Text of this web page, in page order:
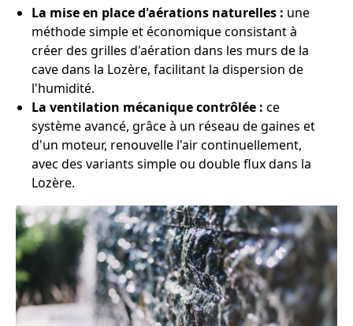
La mise en place d'aérations naturelles : une
méthode simple et économique consistant à
créer des grilles d'aération dans les murs de la
cave dans la Lozère, facilitant la dispersion de
l'humidité.
La ventilation mécanique contrôlée : ce
système avancé, grâce à un réseau de gaines et
d'un moteur, renouvelle l'air continuellement,
avec des variants simple ou double flux dans la
Lozère.